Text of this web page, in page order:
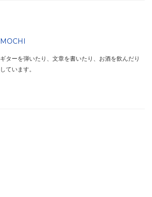
MOCHI
ギターを弾いたり、文章を書いたり、お酒を飲んだり
しています。